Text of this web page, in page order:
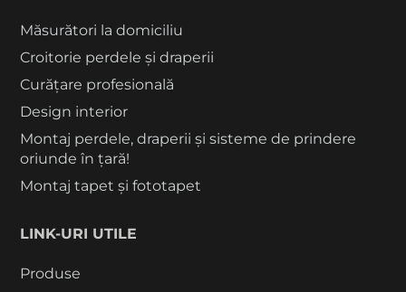
Măsurători la domiciliu
Croitorie perdele și draperii
Curățare profesională
Design interior
Montaj perdele, draperii și sisteme de prindere
oriunde în țară!
Montaj tapet și fototapet
LINK-URI UTILE
Produse